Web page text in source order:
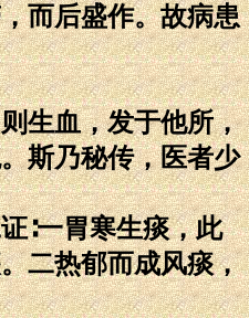
而后盛作。故病患
生血，发于他所，
斯乃秘传，医者少
∶一胃寒生痰，此
二热郁而成风痰，